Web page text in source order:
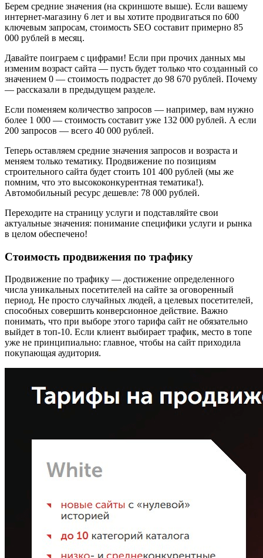
Берем средние значения (на скриншоте выше). Если вашему
интернет-магазину 6 лет и вы хотите продвигаться по 600
ключевым запросам, стоимость SEO составит примерно 85
000 рублей в месяц.
Давайте поиграем с цифрами! Если при прочих данных мы
изменим возраст сайта — пусть будет только что созданный со
значением 0 — стоимость подрастет до 98 670 рублей. Почему
— рассказали в предыдущем разделе.
Если поменяем количество запросов — например, вам нужно
более 1 000 — стоимость составит уже 132 000 рублей. А если
200 запросов — всего 40 000 рублей.
Теперь оставляем средние значения запросов и возраста и
меняем только тематику. Продвижение по позициям
строительного сайта будет стоить 101 400 рублей (мы же
помним, что это высококонкурентная тематика!).
Автомобильный ресурс дешевле: 78 000 рублей.
Переходите на страницу услуги и подставляйте свои
актуальные значения: понимание специфики услуги и рынка
в целом обеспечено!
Стоимость продвижения по трафику
Продвижение по трафику — достижение определенного
числа уникальных посетителей на сайте за оговоренный
период. Не просто случайных людей, а целевых посетителей,
способных совершить конверсионное действие. Важно
понимать, что при выборе этого тарифа сайт не обязательно
выйдет в топ-10. Если клиент выбирает трафик, место в топе
уже не принципиально: главное, чтобы на сайт приходила
покупающая аудитория.